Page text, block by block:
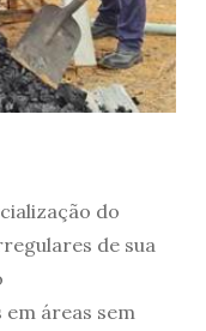
do
de sua
áreas sem